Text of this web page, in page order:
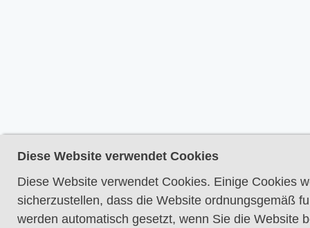
Diese Website verwendet Cookies
Diese Website verwendet Cookies. Einige Cookies
sicherzustellen, dass die Website ordnungsgemäß
werden automatisch gesetzt, wenn Sie die Website